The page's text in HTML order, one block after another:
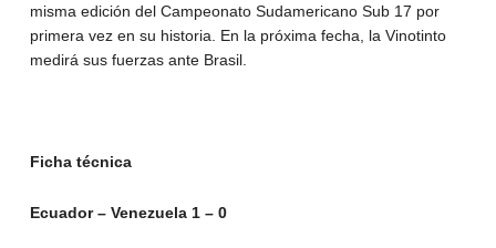
misma edición del Campeonato Sudamericano Sub 17 por
primera vez en su historia. En la próxima fecha, la Vinotinto
medirá sus fuerzas ante Brasil.
Ficha técnica
Ecuador – Venezuela 1 – 0